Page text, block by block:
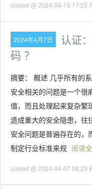
posted @ 2024-04-15 17:23
2024年4月7日
认证
码 ？
摘要： 概述 几乎所有的
安全相关的问题是一个很
值，而且处理起来复杂繁
造成重大的安全隐患，往
安全问题是普遍存在的，
制定行业标准来规 阅读
posted @ 2024-04-07 08:23